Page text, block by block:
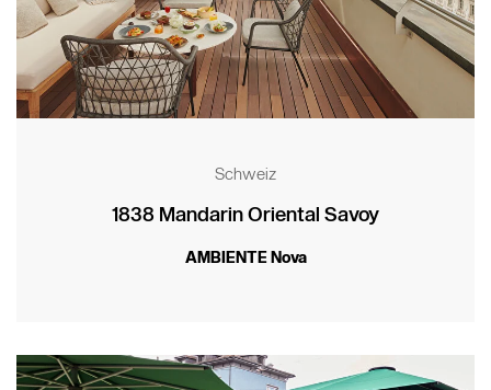
Schweiz
1838 Mandarin Oriental Savoy
AMBIENTE Nova